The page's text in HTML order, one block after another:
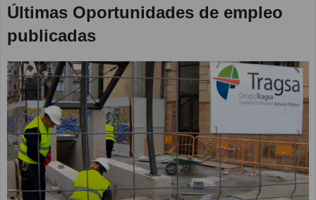
Últimas Oportunidades de empleo
publicadas